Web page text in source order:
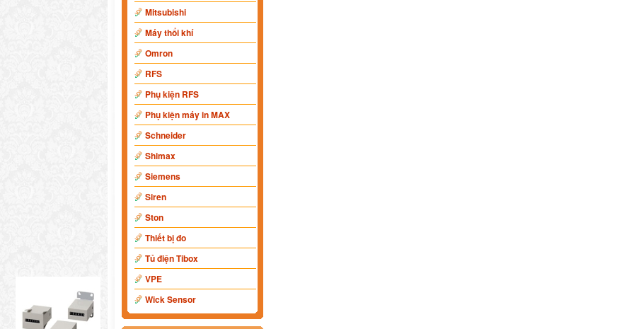
Mitsubishi
Máy thổi khí
Omron
RFS
Phụ kiện RFS
Phụ kiện máy in MAX
Schneider
Shimax
Siemens
Siren
Ston
Thiết bị đo
Tủ điện Tibox
VPE
Wick Sensor